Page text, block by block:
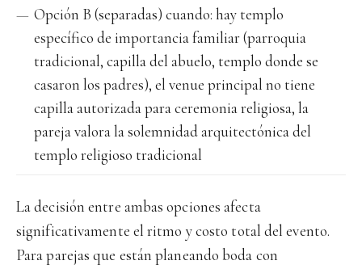
Opción B (separadas) cuando: hay templo
específico de importancia familiar (parroquia
tradicional, capilla del abuelo, templo donde se
casaron los padres), el venue principal no tiene
capilla autorizada para ceremonia religiosa, la
pareja valora la solemnidad arquitectónica del
templo religioso tradicional
La decisión entre ambas opciones afecta
significativamente el ritmo y costo total del evento.
Para parejas que están planeando boda con